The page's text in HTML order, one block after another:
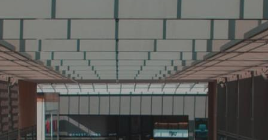
Ценовая категория
Компания основана
Количество объектов в мире
6
Количество объектов в России
6
Представлены в регионах
Москва
Изменить
Наличие франчайзинга
Нет